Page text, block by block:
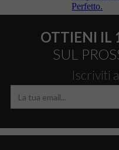
OTTIENI IL
SUL
Iscriviti